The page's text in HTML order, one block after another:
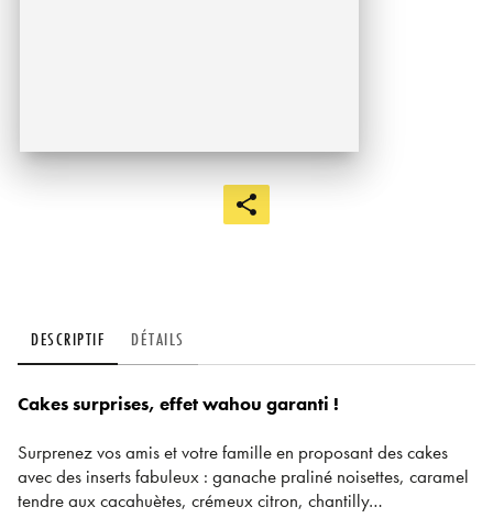
DESCRIPTIF DÉTAILS
Cakes surprises, effet wahou garanti !
Surprenez vos amis et votre famille en proposant des cakes
avec des inserts fabuleux : ganache praliné noisettes, caramel
tendre aux cacahuètes, crémeux citron, chantilly…